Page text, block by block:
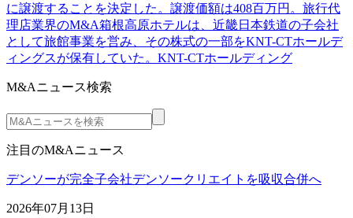
に譲渡することを決定した。譲渡価額は408百万円。旅行代
理店業界のM&A箱根高原ホテルは、近畿日本鉄道の子会社
として旅館事業を営み、その株式の一部をKNT-CTホールデ
ィングスが保有していた。KNT-CTホールディング
M&Aニュース検索
注目のM&Aニュース
デンソーが完全子会社デンソークリエイトを吸収合併へ
2026年07月13日